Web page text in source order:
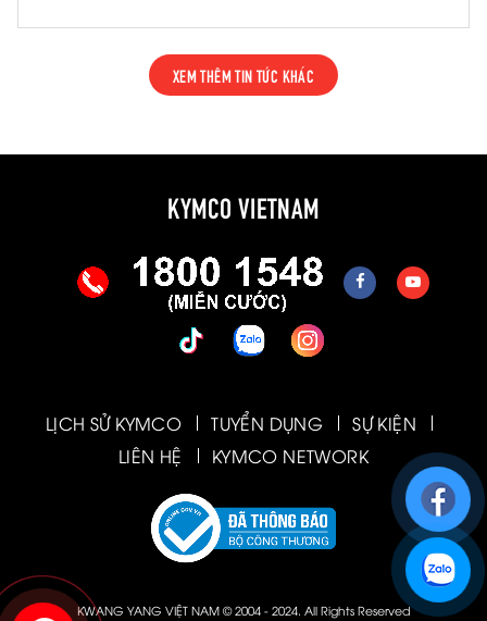
giảm thiểu rủi ro trong nhiều tình huống vận
hành thực tế.
XEM THÊM TIN TỨC KHÁC
KYMCO VIETNAM
LỊCH SỬ KYMCO TUYỂN DỤNG
SỰ KIỆN
LIÊN HỆ
KYMCO NETWORK
KWANG YANG VIỆT NAM © 2004 - 2024. All Rights Reserved